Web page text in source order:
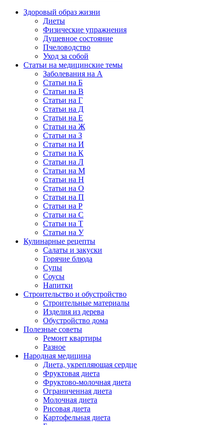
Здоровый образ жизни
Диеты
Физические упражнения
Душевное состояние
Пчеловодство
Уход за собой
Статьи на медицинские темы
Заболевания на А
Статьи на Б
Статьи на В
Статьи на Г
Статьи на Д
Статьи на Е
Статьи на Ж
Статьи на З
Статьи на И
Статьи на К
Статьи на Л
Статьи на М
Статьи на Н
Статьи на О
Статьи на П
Статьи на Р
Статьи на С
Статьи на Т
Статьи на У
Кулинарные рецепты
Салаты и закуски
Горячие блюда
Супы
Соусы
Напитки
Строительство и обустройство
Строительные материалы
Изделия из дерева
Обустройство дома
Полезные советы
Ремонт квартиры
Разное
Народная медицина
Диета, укрепляющая сердце
Фруктовая диета
Фруктово-молочная диета
Ограниченная диета
Молочная диета
Рисовая диета
Картофельная диета